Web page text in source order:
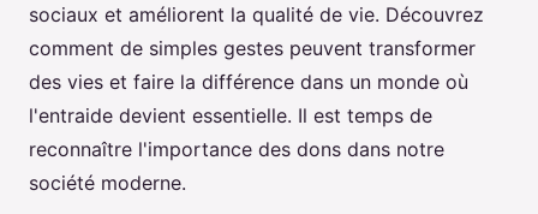
sociaux et améliorent la qualité de vie. Découvrez
comment de simples gestes peuvent transformer
des vies et faire la différence dans un monde où
l'entraide devient essentielle. Il est temps de
reconnaître l'importance des dons dans notre
société moderne.